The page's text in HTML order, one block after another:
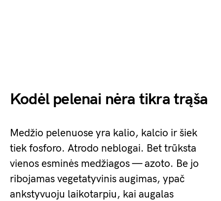
Kodėl pelenai nėra tikra trąša
Medžio pelenuose yra kalio, kalcio ir šiek
tiek fosforo. Atrodo neblogai. Bet trūksta
vienos esminės medžiagos — azoto. Be jo
ribojamas vegetatyvinis augimas, ypač
ankstyvuoju laikotarpiu, kai augalas